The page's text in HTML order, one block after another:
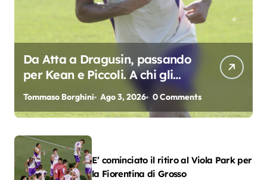
Da Atta a Dragusin, passando
per Kean e Piccoli. A chi gli
oscar del precampionato?
Tommaso Borghini Ago 3, 2026 0 Comments
E’ cominciato il ritiro al Viola Park per
la Fiorentina di Grosso